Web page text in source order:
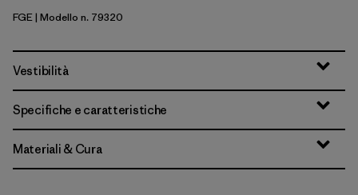
Forge Grey
FGE| Modello n. 79320
Vestibilità
Specifiche e caratteristiche
Materiali & Cura